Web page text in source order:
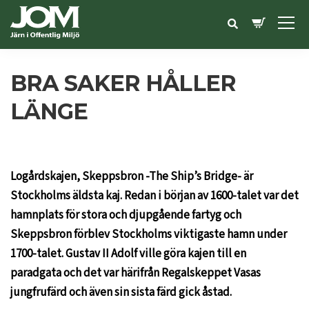
BRA SAKER HÅLLER
LÄNGE
Logårdskajen, Skeppsbron -The Ship’s Bridge- är
Stockholms äldsta kaj. Redan i början av 1600-talet var det
hamnplats för stora och djupgående fartyg och
Skeppsbron förblev Stockholms viktigaste hamn under
1700-talet. Gustav II Adolf ville göra kajen till en
paradgata och det var härifrån Regalskeppet Vasas
jungfrufärd och även sin sista färd gick åstad.